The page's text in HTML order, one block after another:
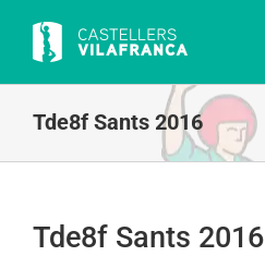
content
Tde8f Sants 2016
Tde8f Sants 2016